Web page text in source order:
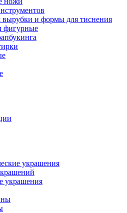
и формы для тиснения
украшения
украшения